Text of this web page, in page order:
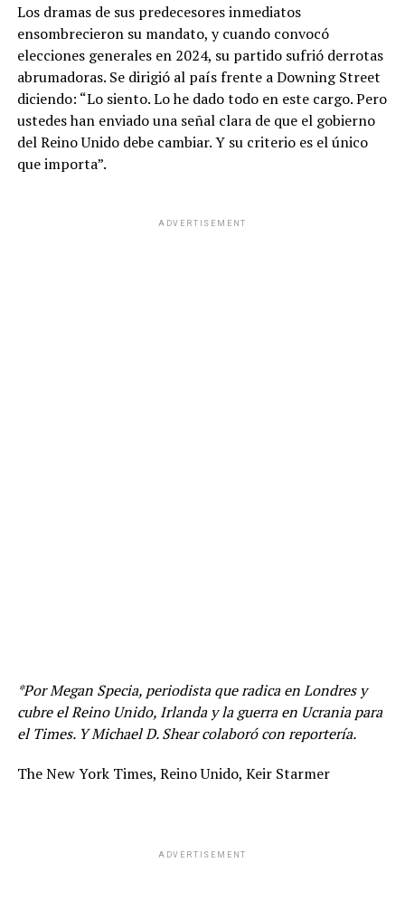
Los dramas de sus predecesores inmediatos
ensombrecieron su mandato, y cuando convocó
elecciones generales en 2024, su partido sufrió derrotas
abrumadoras. Se dirigió al país frente a Downing Street
diciendo: “Lo siento. Lo he dado todo en este cargo. Pero
ustedes han enviado una señal clara de que el gobierno
del Reino Unido debe cambiar. Y su criterio es el único
que importa”.
ADVERTISEMENT
*Por Megan Specia, periodista que radica en Londres y
cubre el Reino Unido, Irlanda y la guerra en Ucrania para
el Times. Y Michael D. Shear colaboró con reportería.
The New York Times, Reino Unido, Keir Starmer
ADVERTISEMENT